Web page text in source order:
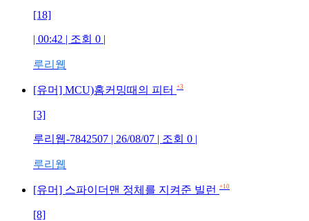
[18]
| 00:42 | 조회 0 |
루리웹
[유머] MCU)홈커밍때의 피터 +3
[3]
루리웹-7842507 | 26/08/07 | 조회 0 |
루리웹
[유머] 스파이더맨 정체를 지켜준 빌런 +10
[8]